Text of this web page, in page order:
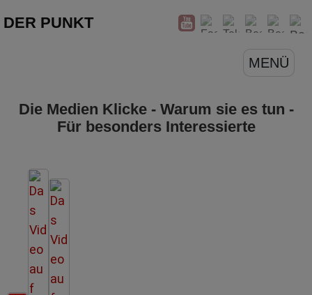
DER PUNKT
MENÜ
Die Medien Klicke - Warum sie es tun -
Für besonders Interessierte